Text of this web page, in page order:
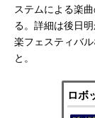
ステムによる楽
る。詳細は後日
楽フェスティバ
と。
ロボ